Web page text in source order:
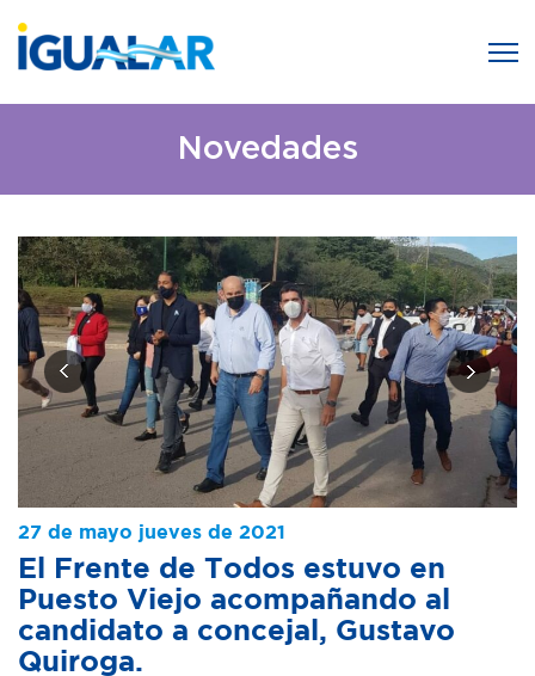
Novedades
27 de mayo jueves de 2021
El Frente de Todos estuvo en
Puesto Viejo acompañando al
candidato a concejal, Gustavo
Quiroga.